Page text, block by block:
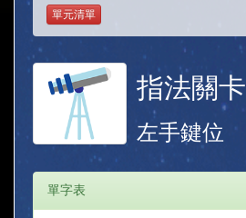
單元清單
指法關卡
左手鍵位
單字表